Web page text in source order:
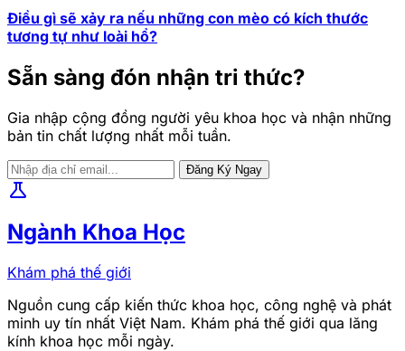
Điều gì sẽ xảy ra nếu những con mèo có kích thước
tương tự như loài hổ?
Sẵn sàng đón nhận tri thức?
Gia nhập cộng đồng người yêu khoa học và nhận những
bản tin chất lượng nhất mỗi tuần.
Đăng Ký Ngay
science
Ngành Khoa Học
Khám phá thế giới
Nguồn cung cấp kiến thức khoa học, công nghệ và phát
minh uy tín nhất Việt Nam. Khám phá thế giới qua lăng
kính khoa học mỗi ngày.